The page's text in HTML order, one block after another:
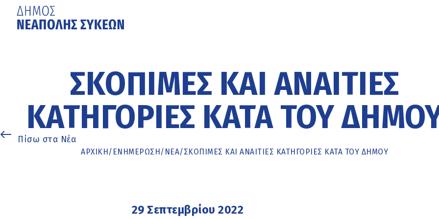
ΣΚΌΠΙΜΕΣ ΚΑΙ ΑΝΑΊΤΙΕΣ
ΚΑΤΗΓΟΡΊΕΣ ΚΑΤΆ ΤΟΥ
Πίσω στα Νέα
ΑΡΧΙΚΉ/ ΕΝΗΜΈΡΩΣΗ/ ΝΕΑ/ΣΚΌΠΙΜΕΣ ΚΑΙ ΑΝΑΊΤΙΕΣ ΚΑΤΗΓΟΡΊΕΣ ΚΑΤΆ ΤΟΥ ΔΉΜΟΥ
29 Σεπτεμβρίου 2022